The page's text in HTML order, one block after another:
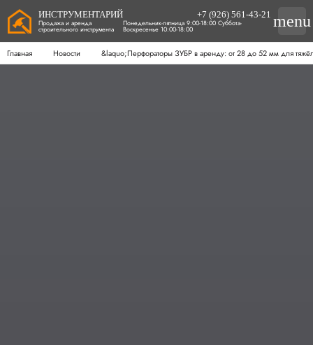
Главная Новости &laquo;Перфораторы ЗУБР в аренду: от 28 до 52 мм для
ИНСТРУМЕНТАРИЙ
Продажа и аренда
строительного инструмента
+7 (926) 561-43-21
Понедельник-пятница 9:00-18:00 Суббота-
Воскресенье 10:00-18:00 menu